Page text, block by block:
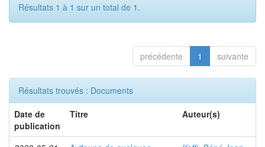
Résultats 1 à 1 sur un total de 1.
précédente 1 suivante
Résultats trouvés : Documents
Date de
publication
Titre Auteur(s)